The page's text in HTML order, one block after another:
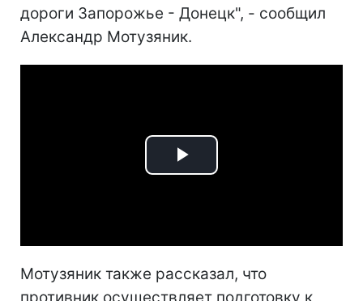
дороги Запорожье - Донецк", - сообщил
Александр Мотузяник.
Play
Мотузяник также рассказал, что
противник осуществляет подготовку к